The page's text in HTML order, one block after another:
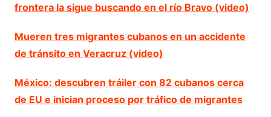
frontera la sigue buscando en el río Bravo (video)
Mueren tres migrantes cubanos en un accidente
de tránsito en Veracruz (video)
México: descubren tráiler con 82 cubanos cerca
de EU e inician proceso por tráfico de migrantes